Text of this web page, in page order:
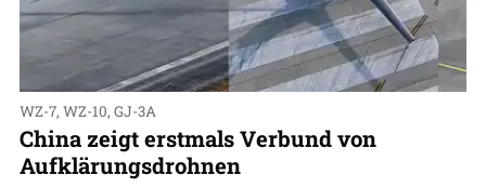
WZ-7, WZ-10, GJ-3A
China zeigt erstmals Verbund von
Aufklärungsdrohnen